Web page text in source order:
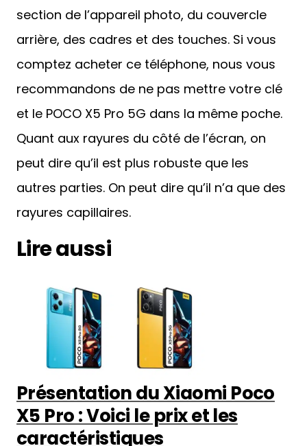
section de l’appareil photo, du couvercle
arrière, des cadres et des touches. Si vous
comptez acheter ce téléphone, nous vous
recommandons de ne pas mettre votre clé
et le POCO X5 Pro 5G dans la même poche.
Quant aux rayures du côté de l’écran, on
peut dire qu’il est plus robuste que les
autres parties. On peut dire qu’il n’a que des
rayures capillaires.
Lire aussi
Présentation du Xiaomi Poco
X5 Pro : Voici le prix et les
caractéristiques